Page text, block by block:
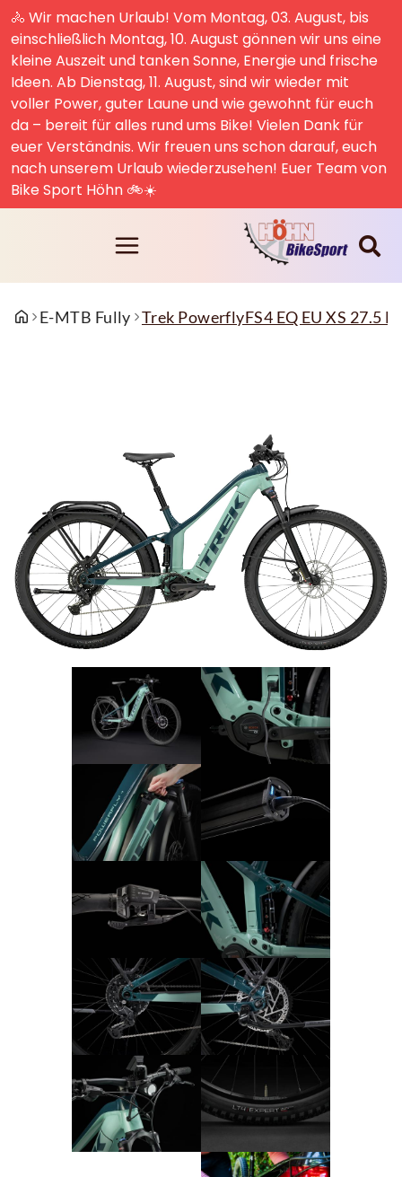
🚴 Wir machen Urlaub! Vom Montag, 03. August, bis
einschließlich Montag, 10. August gönnen wir uns eine
kleine Auszeit und tanken Sonne, Energie und frische
Ideen. Ab Dienstag, 11. August, sind wir wieder mit
voller Power, guter Laune und wie gewohnt für euch
da – bereit für alles rund ums Bike! Vielen Dank für
euer Verständnis. Wir freuen uns schon darauf, euch
nach unserem Urlaub wiederzusehen! Euer Team von
Bike Sport Höhn 🚲☀️
E-MTB Fully Trek PowerflyFS4 EQ EU XS 27.5